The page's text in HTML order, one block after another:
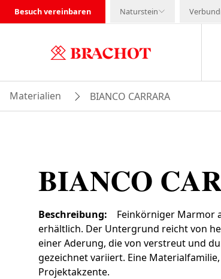
Besuch vereinbaren Naturstein
Materialien BIANCO CARRARA
BIANCO
Beschreibung:
Feinkörniger Marmor
erhältlich. Der Untergrund reicht von
einer Aderung, die von verstreut und
gezeichnet variiert. Eine
Projektakzente.